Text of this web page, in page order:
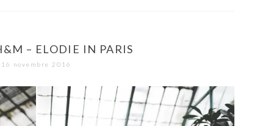
– ELODIE IN PARIS
16 novembre 2016